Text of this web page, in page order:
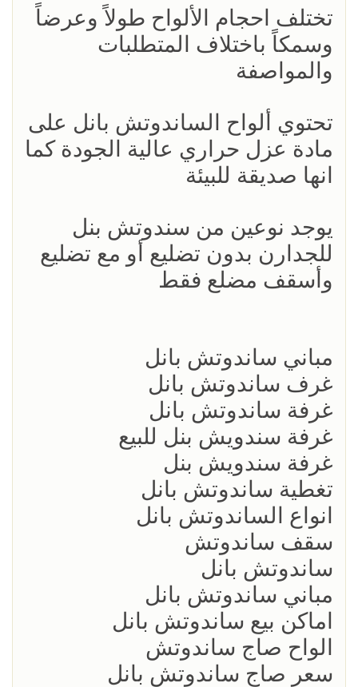
تختلف احجام الألواح طولاً وعرضاً
وسمكاً باختلاف المتطلبات
والمواصفة
تحتوي ألواح الساندوتش بانل على
مادة عزل حراري عالية الجودة كما
انها صديقة للبيئة
يوجد نوعين من سندوتش بنل
للجدارن بدون تضليع أو مع تضليع
وأسقف مضلع فقط
مباني ساندوتش بانل
غرف ساندوتش بانل
غرفة ساندوتش بانل
غرفة سندويش بنل للبيع
غرفة سندويش بنل
تغطية ساندوتش بانل
انواع الساندوتش بانل
سقف ساندوتش
ساندوتش بانل
مباني ساندوتش بانل
اماكن بيع ساندوتش بانل
الواح صاج ساندوتش
سعر صاج ساندوتش بانل